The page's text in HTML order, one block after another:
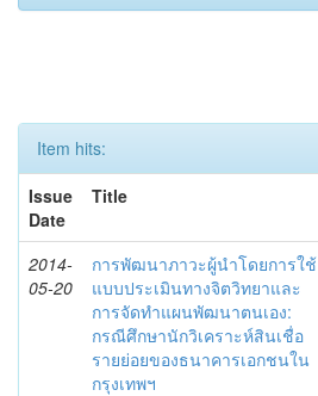
Item hits:
Issue
Date
Title
2014-
05-20
การพัฒนาภาวะผู้นำโดยการใช้
แบบประเมินทางจิตวิทยาและ
การจัดทำแผนพัฒนาตนเอง:
กรณีศึกษานักวิเคราะห์สินเชื่อ
รายย่อยของธนาคารเอกชนใน
กรุงเทพฯ